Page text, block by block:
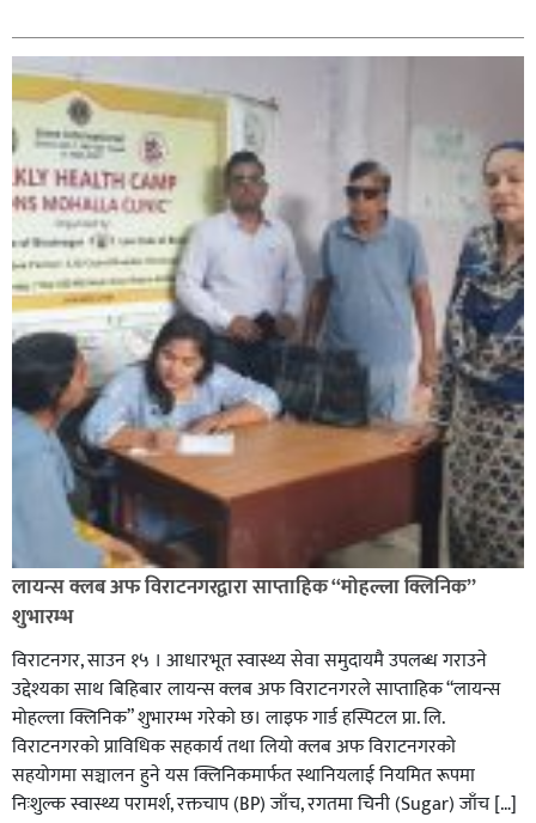
लायन्स क्लब अफ विराटनगरद्वारा साप्ताहिक “मोहल्ला क्लिनिक”
शुभारम्भ
विराटनगर, साउन १५ । आधारभूत स्वास्थ्य सेवा समुदायमै उपलब्ध गराउने
उद्देश्यका साथ बिहिबार लायन्स क्लब अफ विराटनगरले साप्ताहिक “लायन्स
मोहल्ला क्लिनिक” शुभारम्भ गरेकाे छ। लाइफ गार्ड हस्पिटल प्रा. लि.
विराटनगरको प्राविधिक सहकार्य तथा लियो क्लब अफ विराटनगरको
सहयोगमा सञ्चालन हुने यस क्लिनिकमार्फत स्थानियलाई नियमित रूपमा
निःशुल्क स्वास्थ्य परामर्श, रक्तचाप (BP) जाँच, रगतमा चिनी (Sugar) जाँच […]